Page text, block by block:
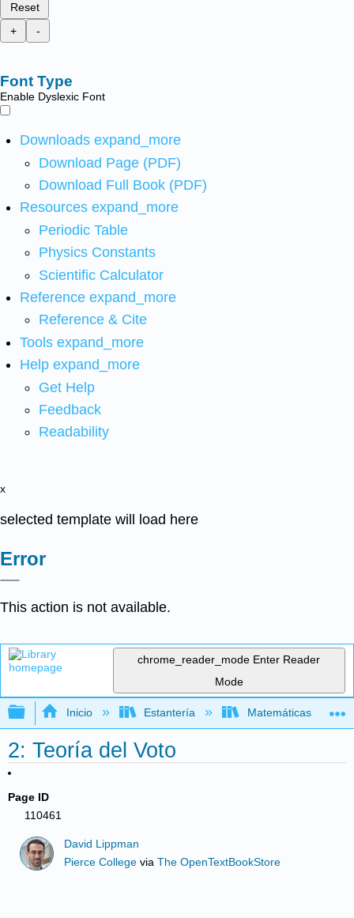
Reset
+
-
Font Type
Enable Dyslexic Font
Downloads expand_more
Download Page (PDF)
Download Full Book (PDF)
Resources expand_more
Periodic Table
Physics Constants
Scientific Calculator
Reference expand_more
Reference & Cite
Tools expand_more
Help expand_more
Get Help
Feedback
Readability
x
selected template will load here
Error
This action is not available.
chrome_reader_mode Enter Reader
Mode
Expandir/contraer jerarquía global
Inicio Estantería Matemáticas
2: Teoría del Voto
Page ID
110461
David Lippman
Pierce College viaThe OpenTextBookStore